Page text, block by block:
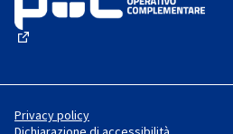
Privacy policy